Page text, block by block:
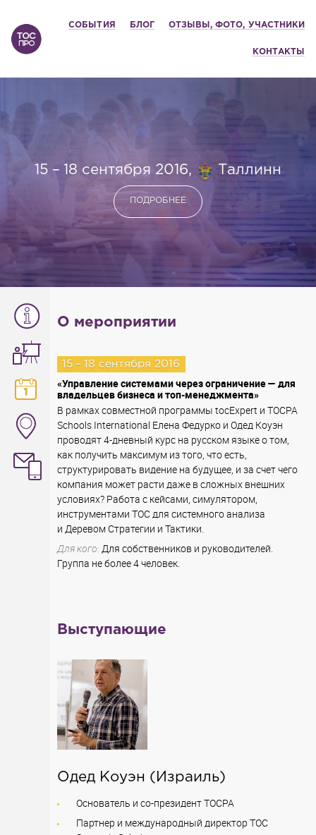
СОБЫТИЯ БЛОГ ОТЗЫВЫ, ФОТО, УЧАСТНИКИ
КОНТАКТЫ
15 – 18 сентября 2016, Таллинн
ПОДРОБНЕЕ
О мероприятии
15 – 18 сентября 2016
«Управление системами через ограничение — для
владельцев бизнеса и топ-менеджмента»
В рамках совместной программы tocExpert и TOCPA
Schools International Елена Федурко и Одед Коуэн
проводят 4-дневный курс на русском языке о том,
как получить максимум из того, что есть,
структурировать видение на будущее, и за счет чего
компания может расти даже в сложных внешних
условиях? Работа с кейсами, симулятором,
инструментами ТОС для системного анализа
и Деревом Стратегии и Тактики.
Для кого:Для собственников и руководителей.
Группа не более 4 человек.
Выступающие
Одед Коуэн (Израиль)
Основатель и со-президент TOCPA
Партнер и международный директор ТОС